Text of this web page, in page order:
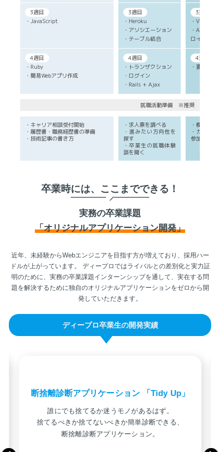
3週目
・JavaScript
3週目
・Heroku
・アソシエーション
・テーブル結合
3週目
・Vim
・AWS
ロイ
4週目
・Ruby
・簡易Webアプリ作成
4週目
・トランザクション
・ログイン
・Rails + Ajax
4週目
・要件定義
就職活動準備 ※推奨
・キャリア相談受付開始
・履歴書・職務経歴書の準備
・技術記事の書き方
・求人票を調べる
・進みたい方向性を
探す
・卒業生の就職体験
談を聞く
・模擬面接
・カジュ
参加
卒業時には、ここまでできる！
実務の卒業課題
「オリジナルアプリケーション開発」
近年、未経験からWebエンジニアを目指す方が増えており、採用ハー
ドルが上がっています。
ディープロではライバルとの差別化と実力証
明のために、実務の卒業課題インターンシップを通して、実在する問
題を解決するために独自のオリジナルアプリケーションをゼロから開
発していただきます。
ディープロ卒業生の開発実績
断捨離診断アプリケーション 「Tidy Up」
誰にでも捨てるか迷うモノがあるはず。
捨てるべきか捨てないべきか簡単診断できる、
断捨離診断アプリケーション。